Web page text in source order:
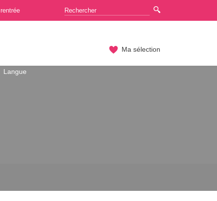
Ma sélection
Langue